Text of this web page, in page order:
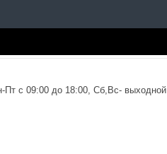
Пн-Пт с 09:00 до 18:00, Сб,Вс- выходной